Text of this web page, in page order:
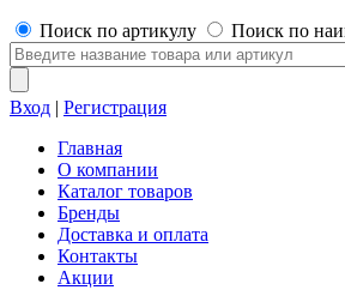
Поиск по артикулу Поиск по
Вход | Регистрация
Главная
О компании
Каталог товаров
Бренды
Доставка и оплата
Контакты
Акции